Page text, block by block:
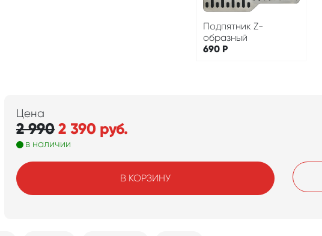
Подпятник Z-
образный
690 Р
Цена
2 9902 390 руб.
в наличии
В КОРЗИНУ